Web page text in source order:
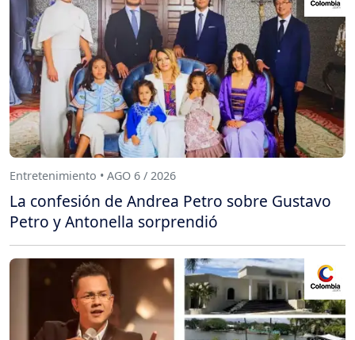
Entretenimiento • AGO 6 / 2026
La confesión de Andrea Petro sobre Gustavo
Petro y Antonella sorprendió